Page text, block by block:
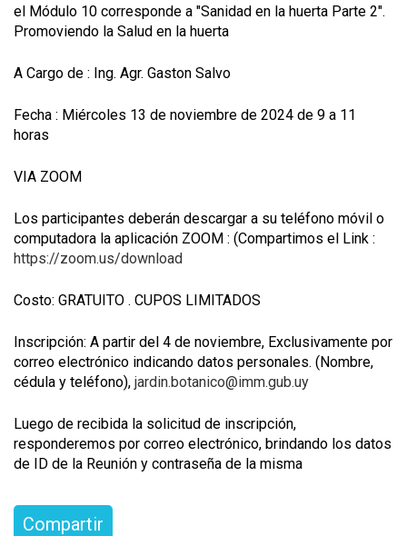
el Módulo 10 corresponde a "Sanidad en la huerta Parte 2".
Promoviendo la Salud en la huerta
A Cargo de : Ing. Agr. Gaston Salvo
Fecha : Miércoles 13 de noviembre de 2024 de 9 a 11
horas
VIA ZOOM
Los participantes deberán descargar a su teléfono móvil o
computadora la aplicación ZOOM : (Compartimos el Link :
https://zoom.us/download
Costo: GRATUITO . CUPOS LIMITADOS
Inscripción: A partir del 4 de noviembre, Exclusivamente por
correo electrónico indicando datos personales. (Nombre,
cédula y teléfono), jardin.botanico@imm.gub.uy
Luego de recibida la solicitud de inscripción,
responderemos por correo electrónico, brindando los datos
de ID de la Reunión y contraseña de la misma
Compartir